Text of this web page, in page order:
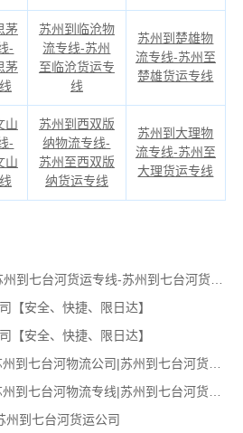
茅
-
茅
苏州到临沧物
流专线-苏州
至临沧货运专
线
苏州到楚雄物
流专线-苏州至
楚雄货运专线
山
-
山
苏州到西双版
纳物流专线-
苏州至西双版
纳货运专线
苏州到大理物
流专线-苏州至
大理货运专线
苏州到七台河物流公司-苏州到七台河货运专线-苏州到七台河货运部
【安全、快捷、限日达】
【安全、快捷、限日达】
苏州到七台河物流专线|苏州到七台河物流公司|苏州到七台河货运专线
苏州到七台河物流公司|苏州到七台河物流专线|苏州到七台河货运部
州到七台河货运公司